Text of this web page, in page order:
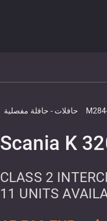
حافلات - حافلة مفصلية
Scania K
CLASS 2
11 UNITS